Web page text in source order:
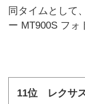
同タイムとして
ー MT900S フォ
11位 レクサ